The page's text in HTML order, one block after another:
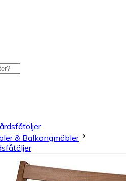
& Balkongmöbler